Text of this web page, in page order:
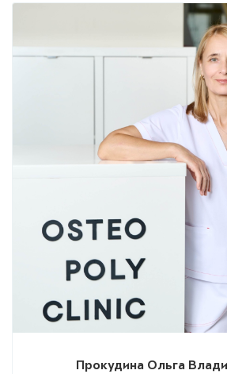
Прокудина Ольга